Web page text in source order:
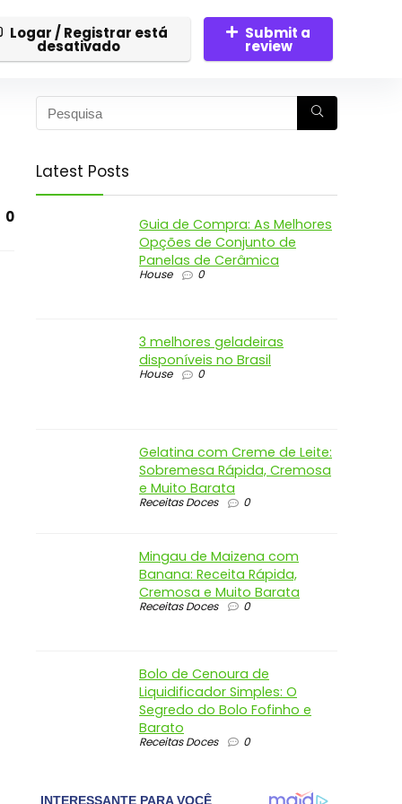
Logar / Registrar está
desativado
Submit a
review
0
Latest Posts
Guia de Compra: As Melhores
Opções de Conjunto de
Panelas de Cerâmica
House 0
3 melhores geladeiras
disponíveis no Brasil
House 0
Gelatina com Creme de Leite:
Sobremesa Rápida, Cremosa
e Muito Barata
Receitas Doces 0
Mingau de Maizena com
Banana: Receita Rápida,
Cremosa e Muito Barata
Receitas Doces 0
Bolo de Cenoura de
Liquidificador Simples: O
Segredo do Bolo Fofinho e
Barato
Receitas Doces 0